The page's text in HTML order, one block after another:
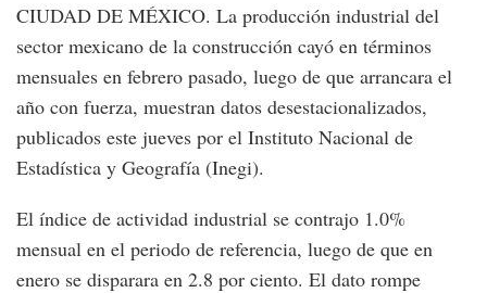
CIUDAD DE MÉXICO. La producción industrial del
sector mexicano de la construcción cayó en términos
mensuales en febrero pasado, luego de que arrancara el
año con fuerza, muestran datos desestacionalizados,
publicados este jueves por el Instituto Nacional de
Estadística y Geografía (Inegi).
El índice de actividad industrial se contrajo 1.0%
mensual en el periodo de referencia, luego de que en
enero se disparara en 2.8 por ciento. El dato rompe